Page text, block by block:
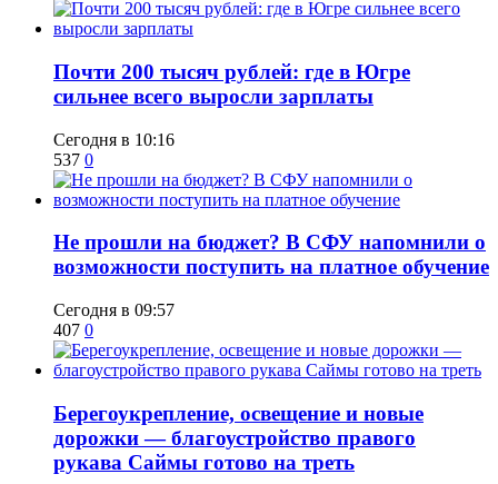
​Почти 200 тысяч рублей: где в Югре
сильнее всего выросли зарплаты
Сегодня в 10:16
537 0
Не прошли на бюджет? В СФУ напомнили о
возможности поступить на платное обучение
Сегодня в 09:57
407 0
Берегоукрепление, освещение и новые
дорожки — благоустройство правого
рукава Саймы готово на треть